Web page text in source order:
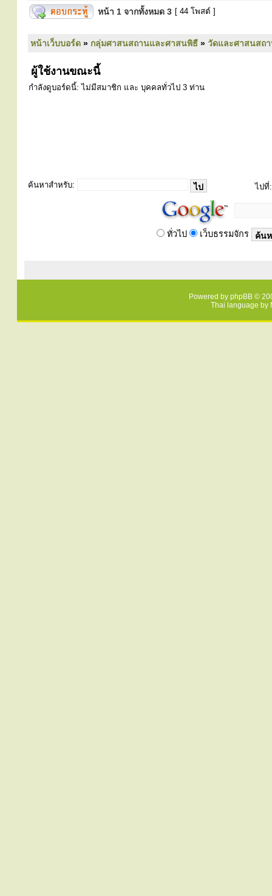
หน้า 1 จากทั้งหมด 3 [ 44 โพสต์ ]
หน้าเว็บบอร์ด » กลุ่มศาสนสถานและศาสนพิธี » วัดและศาสนสถ
ผู้ใช้งานขณะนี้
กำลังดูบอร์ดนี้: ไม่มีสมาชิก และ บุคคลทั่วไป 3 ท่าน
ค้นหาสำหรับ: ไปที่:
ทั่วไป เว็บธรรมจักร
Powered by phpBB ©
Thai language by